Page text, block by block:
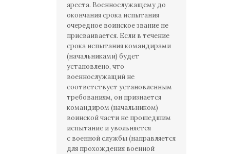
ареста. Военнослужащему до
окончания срока испытания
очередное воинское звание не
присваивается. Если в течение
срока испытания командирами
(начальниками) будет
установлено, что
военнослужащий не
соответствует установленным
требованиям, он признается
командиром (начальником)
воинской части не прошедшим
испытание и увольняется
с военной службы (направляется
для прохождения военной